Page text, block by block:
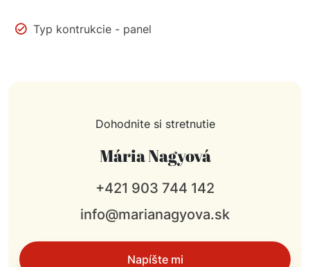
Typ kontrukcie - panel
Dohodnite si stretnutie
Mária Nagyová
+421 903 744 142
info@marianagyova.sk
Napíšte mi